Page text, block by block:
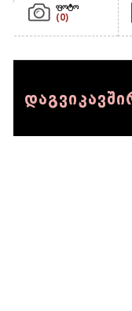
ფოტო
(0)